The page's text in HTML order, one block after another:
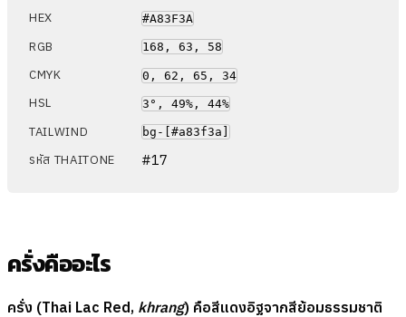
HEX #A83F3A
RGB 168, 63, 58
CMYK 0, 62, 65, 34
HSL 3°, 49%, 44%
TAILWIND bg-[#a83f3a]
รหัส THAITONE #17
ครั่งคืออะไร
ครั่ง (Thai Lac Red, khrang) คือสีแดงอิฐจากสีย้อมธรรมชาติ